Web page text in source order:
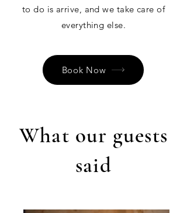
to do is arrive, and we take care of
everything else.
Book Now
What our guests
said